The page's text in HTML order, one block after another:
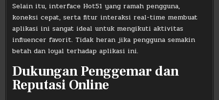
Selain itu, interface Hot51 yang ramah pengguna,
koneksi cepat, serta fitur interaksi real-time membuat
aplikasi ini sangat ideal untuk mengikuti aktivitas
influencer favorit. Tidak heran jika pengguna semakin
betah dan loyal terhadap aplikasi ini.
Dukungan Penggemar dan
Reputasi Online